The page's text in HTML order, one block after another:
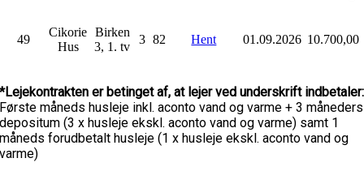
49
Cikorie
Hus
Birken
3, 1. tv
3 82 Hent 01.09.2026 10.700,00
*Lejekontrakten er betinget af, at lejer ved underskrift indbetaler:
Første måneds husleje inkl. aconto vand og varme + 3 måneders
depositum (3 x husleje ekskl. aconto vand og varme) samt 1
måneds forudbetalt husleje (1 x husleje ekskl. aconto vand og
varme)